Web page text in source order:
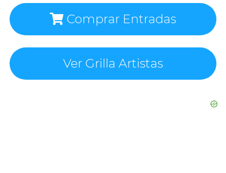
Comprar Entradas
Ver Grilla Artistas